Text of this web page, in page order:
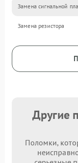
Замена сигнальной
Замена резистора
Другие
Поломки,